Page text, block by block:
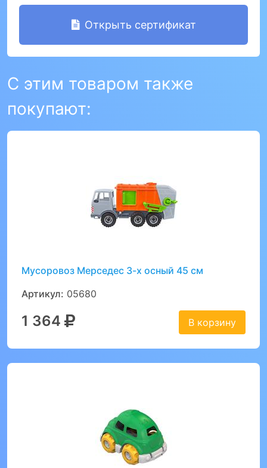
Открыть сертификат
С этим товаром также
покупают:
Мусоровоз Мерседес 3-х осный 45 см
Артикул: 05680
1 364 В корзину